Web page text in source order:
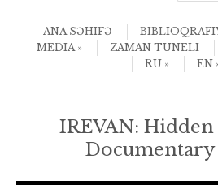
Menu
ANA SƏHIFƏ
MEDIA
ZAMAN TUNELI
RU
EN
IREVAN: